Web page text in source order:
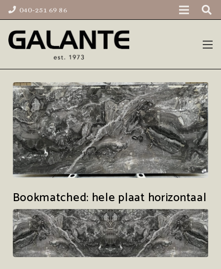
040-251 69 86
Bookmatched: hele plaat horizontaal